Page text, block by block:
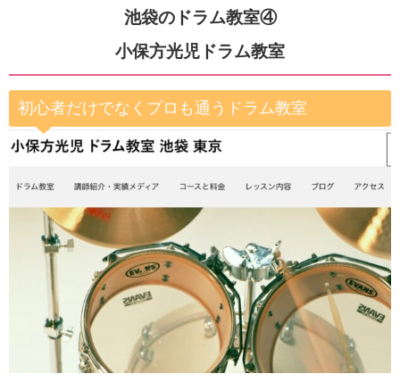
池袋のドラム教室④
小保方光児ドラム教室
初心者だけでなくプロも通うドラム教室